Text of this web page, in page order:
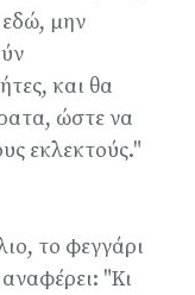
εδώ, μην
και θα
ώστε να
εκλεκτούς."
το φεγγάρι
"Κι